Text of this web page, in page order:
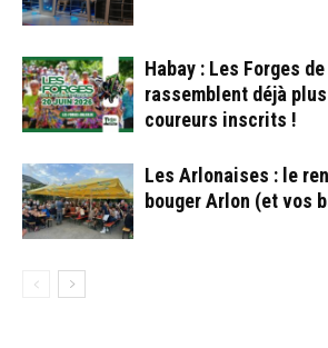
Habay : Les Forges
rassemblent déjà
coureurs inscrits !
Les Arlonaises : le
bouger Arlon (et vos